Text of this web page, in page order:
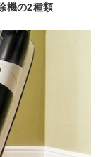
機の2種類